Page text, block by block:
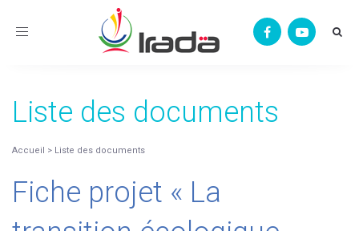
Toggle
Liste des documents
Accueil > Liste des documents
Fiche projet « La